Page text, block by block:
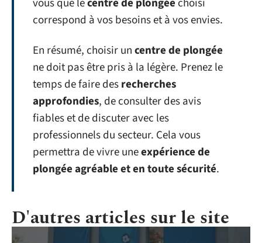
vous que lecentre de plongée choisi
correspond à vos besoins et à vos envies.
En résumé, choisir uncentre de plongée
ne doit pas être pris à la légère. Prenez le
temps de faire desrecherches
approfondies, de consulter des avis
fiables et de discuter avec les
professionnels du secteur. Cela vous
permettra de vivre uneexpérience de
plongée agréable et en toute sécurité.
D'autres articles sur le site